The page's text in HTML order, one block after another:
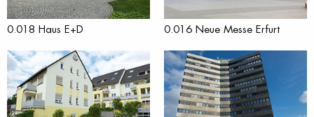
0.018 Haus E+D 0.016 Neue Messe Erfurt